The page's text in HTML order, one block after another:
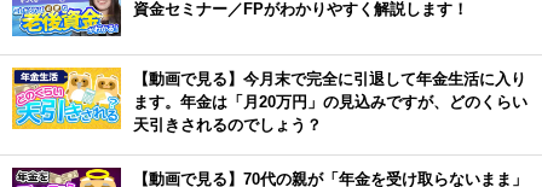
資金セミナー／FPがわかりやすく解説します！
【動画で見る】今月末で完全に引退して年金生活に入り
ます。年金は「月20万円」の見込みですが、どのくらい
天引きされるのでしょう？
【動画で見る】70代の親が「年金を受け取らないまま」